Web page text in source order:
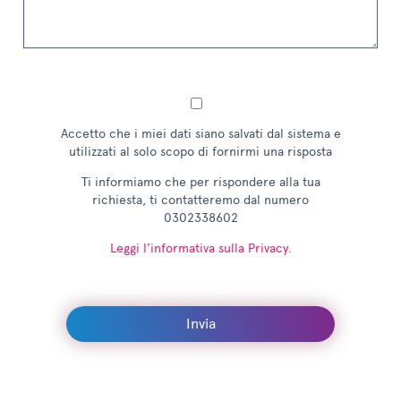
Accetto che i miei dati siano salvati dal sistema e
utilizzati al solo scopo di fornirmi una risposta
Ti informiamo che per rispondere alla tua
richiesta, ti contatteremo dal numero
0302338602
Leggi l’informativa sulla Privacy.
Invia